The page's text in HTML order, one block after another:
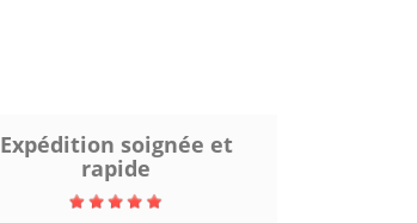
Expédition soignée et
rapide